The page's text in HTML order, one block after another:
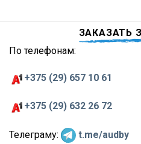
ЗАКАЗАТЬ
По телефонам:
+375 (29) 657 10 61
+375 (29) 632 26 72
Телеграму: t.me/audby